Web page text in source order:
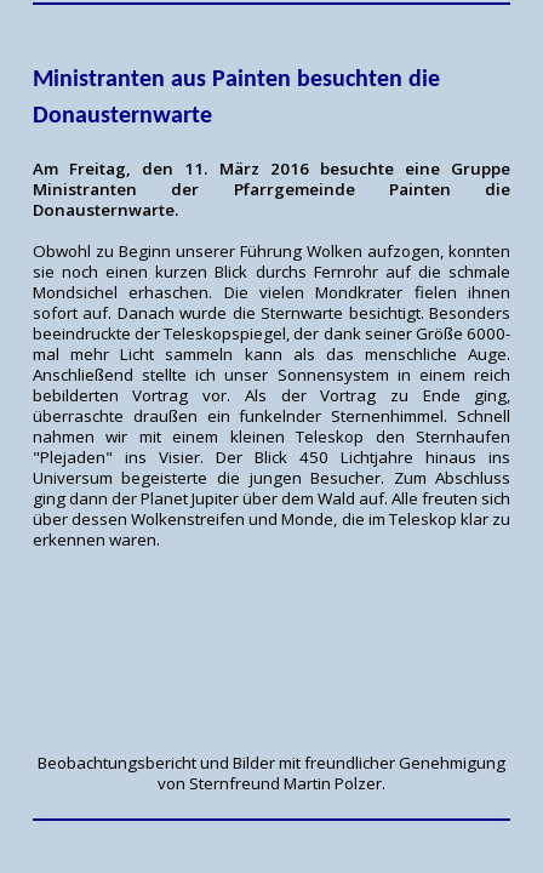
Ministranten aus Painten besuchten die
Donausternwarte
Am Freitag, den 11. März 2016 besuchte eine Gruppe
Ministranten der Pfarrgemeinde Painten die
Donausternwarte.
Obwohl zu Beginn unserer Führung Wolken aufzogen, konnten
sie noch einen kurzen Blick durchs Fernrohr auf die schmale
Mondsichel erhaschen. Die vielen Mondkrater fielen ihnen
sofort auf. Danach wurde die Sternwarte besichtigt. Besonders
beeindruckte der Teleskopspiegel, der dank seiner Größe 6000-
mal mehr Licht sammeln kann als das menschliche Auge.
Anschließend stellte ich unser Sonnensystem in einem reich
bebilderten Vortrag vor. Als der Vortrag zu Ende ging,
überraschte draußen ein funkelnder Sternenhimmel. Schnell
nahmen wir mit einem kleinen Teleskop den Sternhaufen
"Plejaden" ins Visier. Der Blick 450 Lichtjahre hinaus ins
Universum begeisterte die jungen Besucher. Zum Abschluss
ging dann der Planet Jupiter über dem Wald auf. Alle freuten sich
über dessen Wolkenstreifen und Monde, die im Teleskop klar zu
erkennen waren.
Beobachtungsbericht und Bilder mit freundlicher Genehmigung
von Sternfreund Martin Polzer.